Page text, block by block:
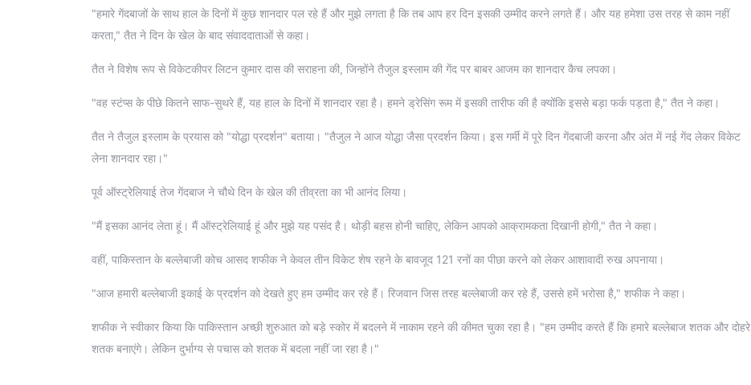
"हमारे गेंदबाजों के साथ हाल के दिनों में कुछ शानदार पल रहे हैं और मुझे लगता है कि तब आप हर दिन इसकी उम्मीद करने लगते हैं। और यह हमेशा उस तरह से काम नहीं
करता," तैत ने दिन के खेल के बाद संवाददाताओं से कहा।
तैत ने विशेष रूप से विकेटकीपर लिटन कुमार दास की सराहना की, जिन्होंने तैजुल इस्लाम की गेंद पर बाबर आजम का शानदार कैच लपका।
"वह स्टंप्स के पीछे कितने साफ-सुथरे हैं, यह हाल के दिनों में शानदार रहा है। हमने ड्रेसिंग रूम में इसकी तारीफ की है क्योंकि इससे बड़ा फर्क पड़ता है," तैत ने कहा।
तैत ने तैजुल इस्लाम के प्रयास को "योद्धा प्रदर्शन" बताया। "तैजुल ने आज योद्धा जैसा प्रदर्शन किया। इस गर्मी में पूरे दिन गेंदबाजी करना और अंत में नई गेंद लेकर विकेट
लेना शानदार रहा।"
पूर्व ऑस्ट्रेलियाई तेज गेंदबाज ने चौथे दिन के खेल की तीव्रता का भी आनंद लिया।
"मैं इसका आनंद लेता हूं। मैं ऑस्ट्रेलियाई हूं और मुझे यह पसंद है। थोड़ी बहस होनी चाहिए, लेकिन आपको आक्रामकता दिखानी होगी," तैत ने कहा।
वहीं, पाकिस्तान के बल्लेबाजी कोच आसद शफीक ने केवल तीन विकेट शेष रहने के बावजूद 121 रनों का पीछा करने को लेकर आशावादी रुख अपनाया।
"आज हमारी बल्लेबाजी इकाई के प्रदर्शन को देखते हुए हम उम्मीद कर रहे हैं। रिजवान जिस तरह बल्लेबाजी कर रहे हैं, उससे हमें भरोसा है," शफीक ने कहा।
शफीक ने स्वीकार किया कि पाकिस्तान अच्छी शुरुआत को बड़े स्कोर में बदलने में नाकाम रहने की कीमत चुका रहा है। "हम उम्मीद करते हैं कि हमारे बल्लेबाज शतक और दोहरे
शतक बनाएंगे। लेकिन दुर्भाग्य से पचास को शतक में बदला नहीं जा रहा है।"